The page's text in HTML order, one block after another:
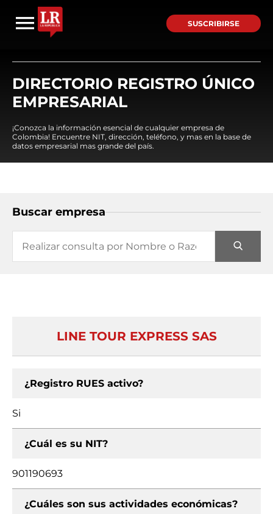
SUSCRIBIRSE
DIRECTORIO REGISTRO ÚNICO
EMPRESARIAL
¡Conozca la información esencial de cualquier empresa de
Colombia! Encuentre NIT, dirección, teléfono, y mas en la base de
datos empresarial mas grande del país.
Buscar empresa
LINE TOUR EXPRESS SAS
¿Registro RUES activo?
Si
¿Cuál es su NIT?
901190693
¿Cuáles son sus actividades económicas?